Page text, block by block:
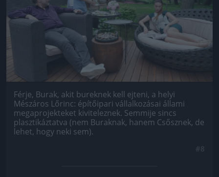
Férje, Burak, akit bureknek kell ejteni, a helyi
Mészáros Lőrinc: építőipari vállalkozásai állami
megaprojekteket kiviteleznek. Semmije sincs
plasztikáztatva (nem Buraknak, hanem Csősznek, de
lehet, hogy neki sem).